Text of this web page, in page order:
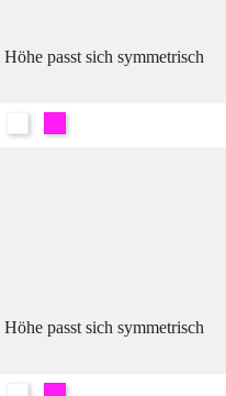
passt sich symmetrisch
passt sich symmetrisch